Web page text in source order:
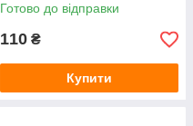
Готово до відправки
110 ₴
Купити